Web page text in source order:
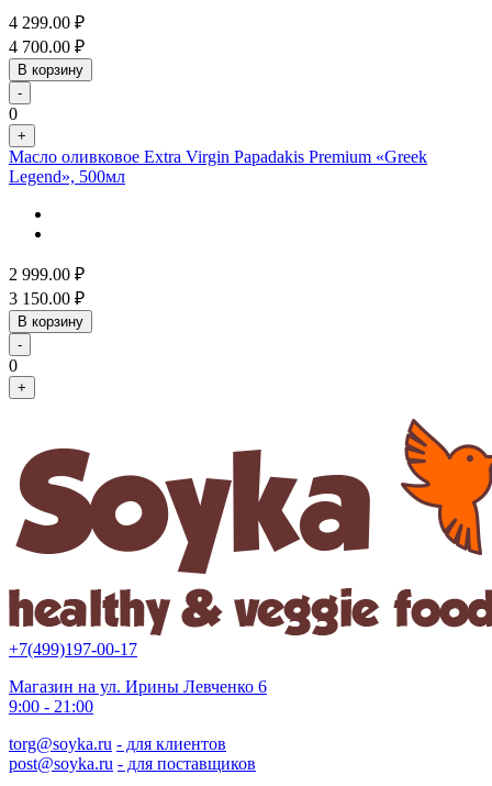
4 299.00 ₽
4 700.00 ₽
В корзину
-
0
+
Масло оливковое Extra Virgin Papadakis Premium «Greek
Legend», 500мл
2 999.00 ₽
3 150.00 ₽
В корзину
-
0
+
+7(499)197-00-17
Магазин на ул. Ирины Левченко 6
9:00 - 21:00
torg@soyka.ru - для клиентов
post@soyka.ru - для поставщиков